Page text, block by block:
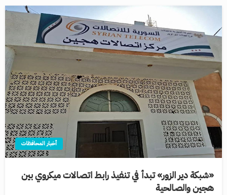
أخبار المحافظات
«شبكة دير الزور» تبدأ في تنفيذ رابط اتصالات ميكروي بين
هجين والصالحية